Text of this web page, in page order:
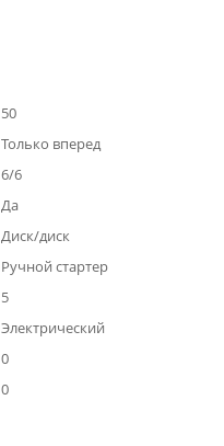
50
Только вперед
6/6
Да
Диск/диск
Ручной стартер
5
Электрический
0
0